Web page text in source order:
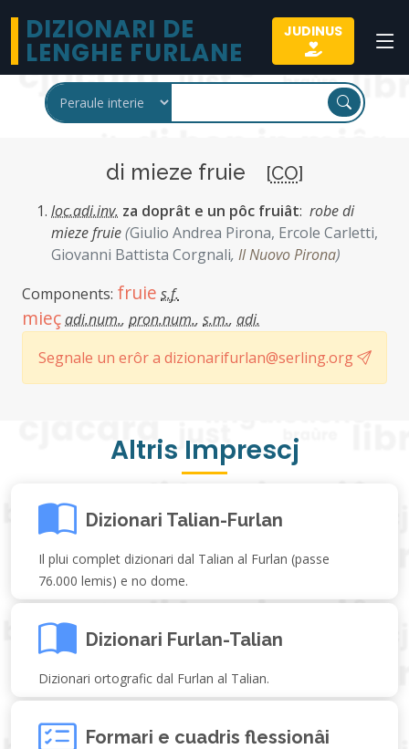
DIZIONARI DE
LENGHE FURLANE
JUDINUS
di mieze fruie [CO]
loc.adi.inv. za doprât e un pôc fruiât: robe di
mieze fruie(Giulio Andrea Pirona, Ercole Carletti,
Giovanni Battista Corgnali, Il Nuovo Pirona)
Components: fruie s.f.
mieçadi.num., pron.num., s.m., adi.
Segnale un erôr a dizionarifurlan@serling.org
Altris Imprescj
Dizionari Talian-Furlan
Il plui complet dizionari dal Talian al Furlan (passe
76.000 lemis) e no dome.
Dizionari Furlan-Talian
Dizionari ortografic dal Furlan al Talian.
Formari e cuadris flessionâi